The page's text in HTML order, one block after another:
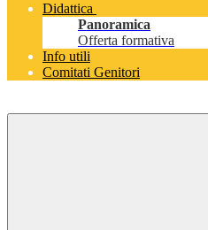
Didattica
Panoramica
Offerta formativa
Info utili
Comitati Genitori